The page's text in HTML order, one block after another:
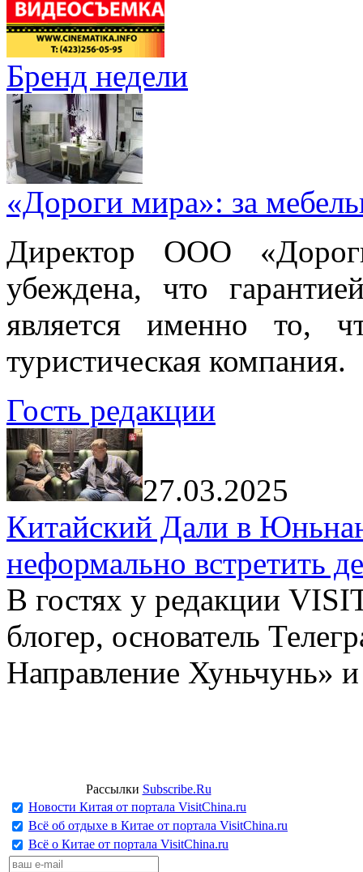
Бренд недели
«Дороги мира»: за
Директор ООО
убеждена, что
является именно то,
туристическая компания.
Гость редакции
27.03.2025
Китайский Дали в
неформально встретить
В гостях у редакции
блогер, основатель
Направление Хуньчунь»
Рассылки Subscribe.Ru
Новости Китая от портала VisitChina.ru
Всё об отдыхе в Китае от портала VisitChina.ru
Всё о Китае от портала VisitChina.ru